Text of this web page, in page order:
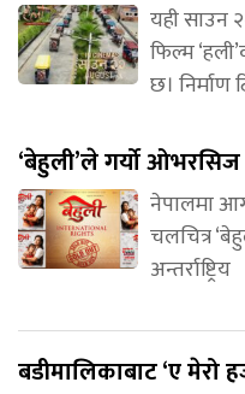
यही साउन
फिल्म
छ। निर्माण
‘बेहुली’ले गर्यो
नेपालमा
चलचित्र
अन्तर्राष्ट्रिय
बडीमालिकाबाट ‘ए